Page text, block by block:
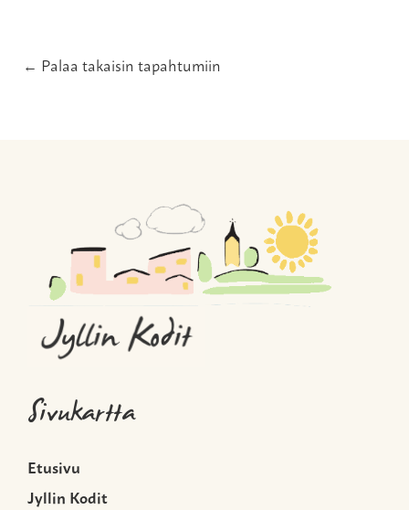
← Palaa takaisin tapahtumiin
Sivukartta
Etusivu
Jyllin Kodit